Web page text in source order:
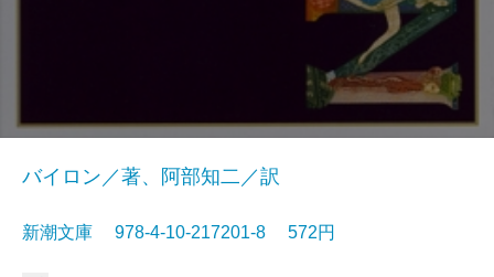
バイロン／著、阿部知二／訳
新潮文庫 978-4-10-217201-8 572円